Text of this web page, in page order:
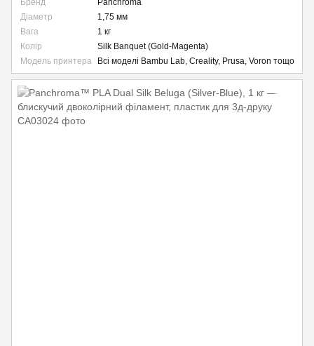
Бренд
Panchroma
Діаметр
1,75 мм
Вага
1 кг
Колір
Silk Banquet (Gold-Magenta)
Модель принтера
Всі моделі Bambu Lab, Creality, Prusa, Voron тощо